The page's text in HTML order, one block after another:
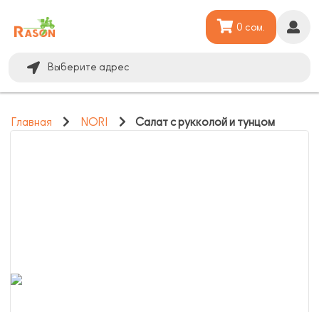
Выберите адрес
0 сом.
Главная NORI Салат с рукколой и тунцом